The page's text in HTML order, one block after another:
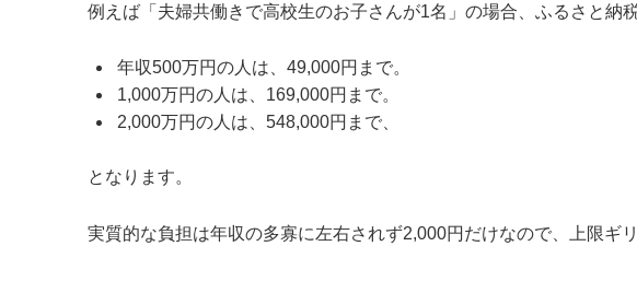
例えば「夫婦共働きで高校生のお子さんが1名」の場合、ふるさと納
年収500万円の人は、49,000円まで。
1,000万円の人は、169,000円まで。
2,000万円の人は、548,000円まで、
となります。
実質的な負担は年収の多寡に左右されず2,000円だけなので、上限ギ